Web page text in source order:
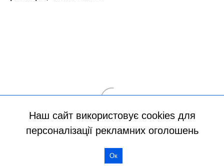
Наш сайт використовує cookies для
персоналізації рекламних оголошень
Ок